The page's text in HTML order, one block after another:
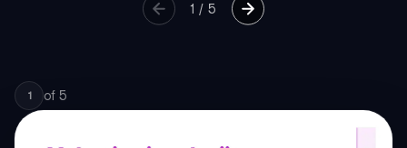
1 /5
1 of 5